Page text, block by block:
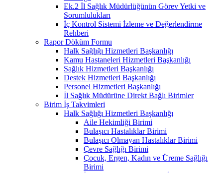
Ek.2 İl Sağlık Müdürlüğünün Görev Yetki ve
Sorumlulukları
İç Kontrol Sistemi İzleme ve Değerlendirme
Rehberi
Rapor Döküm Formu
Halk Sağlığı Hizmetleri Başkanlığı
Kamu Hastaneleri Hizmetleri Başkanlığı
Sağlık Hizmetleri Başkanlığı
Destek Hizmetleri Başkanlığı
Personel Hizmetleri Başkanlığı
İl Sağlık Müdürüne Direkt Bağlı Birimler
Birim İş Takvimleri
Halk Sağlığı Hizmetleri Başkanlığı
Aile Hekimliği Birimi
Bulaşıcı Hastalıklar Birimi
Bulaşıcı Olmayan Hastalıklar Birimi
Çevre Sağlığı Birimi
Çocuk, Ergen, Kadın ve Üreme Sağlığı
Birimi